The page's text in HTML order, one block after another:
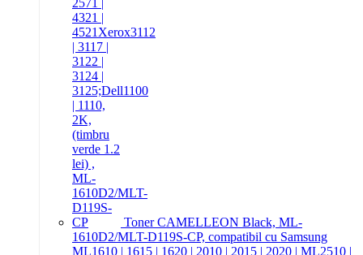
Toner CAMELLEON Black, ML-
1610D2/MLT-D119S-CP, compatibil cu Samsung
ML1610 | 1615 | 1620 | 2010 | 2015 | 2020 | ML2510 |